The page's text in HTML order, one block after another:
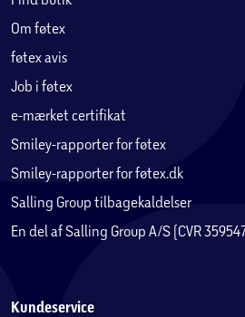
Om føtex
føtex avis
Job i føtex
e-mærket certifikat
Smiley-rapporter for føtex
Smiley-rapporter for føtex.dk
Salling Group tilbagekaldelser
En del af Salling Group A/S (CVR
Kundeservice